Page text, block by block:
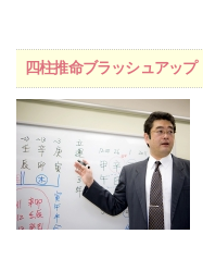
四柱推命ブラッシュアッ